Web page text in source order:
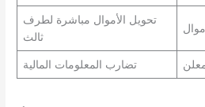
تحويل الأموال مباشرة لطرف
ثالث
تضارب المعلومات المالية